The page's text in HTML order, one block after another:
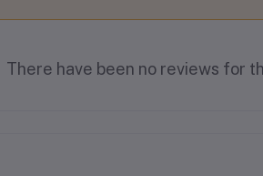
There have been no reviews for